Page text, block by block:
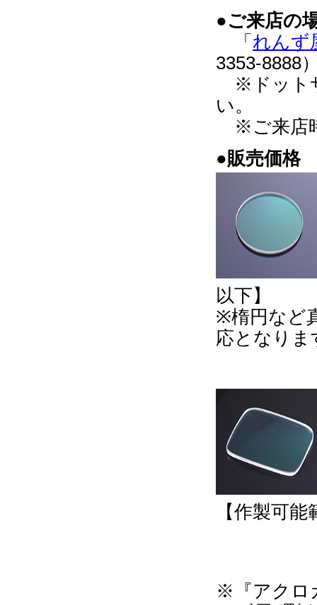
●ご来店の
「 れんず
3353-8888
※ドット
い。
※ご来店
●販売価格
以下】
※楕円など
応となりま
【作製可
※『アクロ